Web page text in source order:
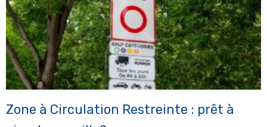
Zone à Circulation Restreinte : prêt à